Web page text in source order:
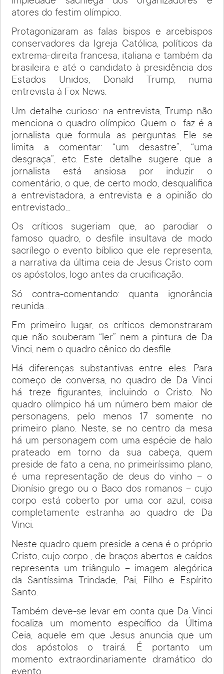
atores do festim olímpico.
Protagonizaram as falas bispos e arcebispos
conservadores da Igreja Católica, políticos da
extrema-direita francesa, italiana e também da
brasileira e até o candidato à presidência dos
Estados Unidos, Donald Trump, numa
entrevista à Fox News.
Um detalhe curioso: na entrevista, Trump não
menciona o quadro olímpico. Quem o faz é a
jornalista que formula as perguntas. Ele se
limita a comentar: “um desastre”, “uma
desgraça”, etc. Este detalhe sugere que a
jornalista está ansiosa por induzir o
comentário, o que, de certo modo, desqualifica
a entrevistadora, a entrevista e a opinião do
entrevistado…
Os críticos sugeriam que, ao parodiar o
famoso quadro, o desfile insultava de modo
sacrílego o evento bíblico que ele representa,
a narrativa da última ceia de Jesus Cristo com
os apóstolos, logo antes da crucificação.
Só contra-comentando: quanta ignorância
reunida…
Em primeiro lugar, os críticos demonstraram
que não souberam “ler” nem a pintura de Da
Vinci, nem o quadro cênico do desfile.
Há diferenças substantivas entre eles. Para
começo de conversa, no quadro de Da Vinci
há treze figurantes, incluindo o Cristo. No
quadro olímpico há um número bem maior de
personagens, pelo menos 17 somente no
primeiro plano. Neste, se no centro da mesa
há um personagem com uma espécie de halo
prateado em torno da sua cabeça, quem
preside de fato a cena, no primeiríssimo plano,
é uma representação de deus do vinho – o
Dionísio grego ou o Baco dos romanos – cujo
corpo está coberto por uma cor azul, coisa
completamente estranha ao quadro de Da
Vinci.
Neste quadro quem preside a cena é o próprio
Cristo, cujo corpo , de braços abertos e caídos
representa um triângulo – imagem alegórica
da Santíssima Trindade, Pai, Filho e Espírito
Santo.
Também deve-se levar em conta que Da Vinci
focaliza um momento específico da Última
Ceia, aquele em que Jesus anuncia que um
dos apóstolos o trairá. É portanto um
momento extraordinariamente dramático do